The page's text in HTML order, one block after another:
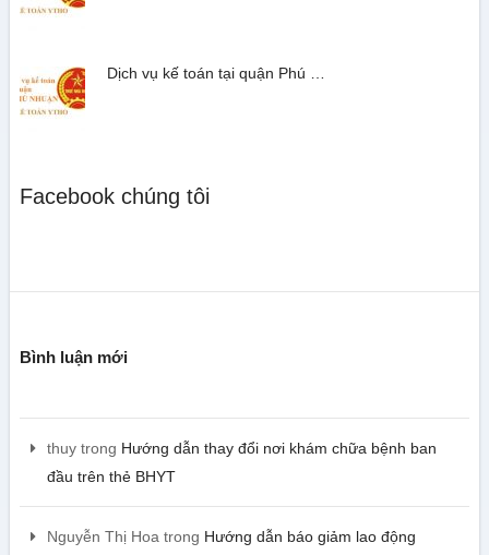
Dịch vụ kế toán tại quận Phú …
Facebook chúng tôi
Bình luận mới
thuytrong Hướng dẫn thay đổi nơi khám chữa bệnh ban
đầu trên thẻ BHYT
Nguyễn Thị Hoatrong Hướng dẫn báo giảm lao động